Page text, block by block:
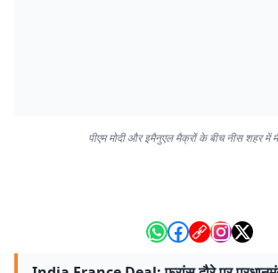
पीएम मोदी और इमैनुएल मैक्रों के बीच नीस शहर में